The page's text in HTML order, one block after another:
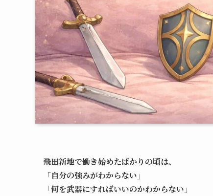
飛田新地で働き始めたばかりの頃は、
「自分の強みがわからない」
「何を武器にすればいいのかわからない」